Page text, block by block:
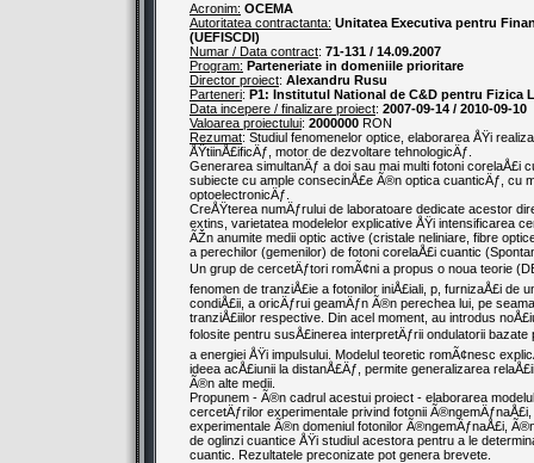
Acronim: OCEMA
Autoritatea contractanta: Unitatea Executiva pentru
(UEFISCDI)
Numar / Data contract: 71-131 / 14.09.2007
Program: Parteneriate in domeniile prioritare
Director proiect: Alexandru Rusu
Parteneri: P1: Institutul National de C&D pentru Fizica
Data incepere / finalizare proiect: 2007-09-14 / 2010-09-10
Valoarea proiectului: 2000000 RON
Rezumat: Studiul fenomenelor optice, elaborarea ÅŸi
ÅŸtiinÅ£ificÄƒ, motor de dezvoltare tehnologicÄƒ.
Generarea simultanÄƒ a doi sau mai multi fotoni corelaÅ£i
subiecte cu ample consecinÅ£e Ã®n optica cuanticÄƒ, cu
optoelectronicÄƒ.
CreÅŸterea numÄƒrului de laboratoare dedicate acestor
extins, varietatea modelelor explicative ÅŸi intensificarea
ÃŽn anumite medii optic active (cristale neliniare, fibre
a perechilor (gemenilor) de fotoni corelaÅ£i cuantic
Un grup de cercetÄƒtori romÃ¢ni a propus o noua teorie
fenomen de tranziÅ£ie a fotonilor iniÅ£iali, p, furnizaÅ£i de
condiÅ£ii, a oricÄƒrui geamÄƒn Ã®n perechea lui, pe
tranziÅ£iilor respective. Din acel moment, au introdus
folosite pentru susÅ£inerea interpretÄƒrii ondulatorii
a energiei ÅŸi impulsului. Modelul teoretic romÃ¢nesc
ideea acÅ£iunii la distanÅ£Äƒ, permite generalizarea
Ã®n alte medii.
Propunem - Ã®n cadrul acestui proiect - elaborarea
cercetÄƒrilor experimentale privind fotonii
experimentale Ã®n domeniul fotonilor Ã®ngemÄƒnaÅ£i,
de oglinzi cuantice ÅŸi studiul acestora pentru a le
cuantic. Rezultatele preconizate pot genera brevete.